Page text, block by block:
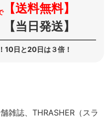
【送料無料】
【当日発送】
10日と20日は３倍！
雑誌、THRASHER（スラ